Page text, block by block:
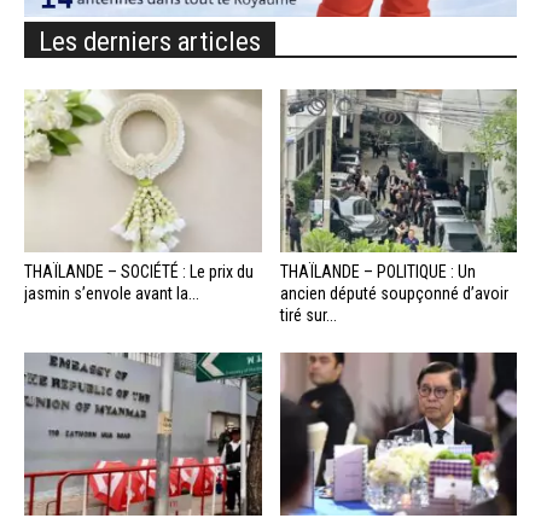
Les derniers articles
THAÏLANDE – SOCIÉTÉ : Le prix du
jasmin s’envole avant la...
THAÏLANDE – POLITIQUE : Un
ancien député soupçonné d’avoir
tiré sur...